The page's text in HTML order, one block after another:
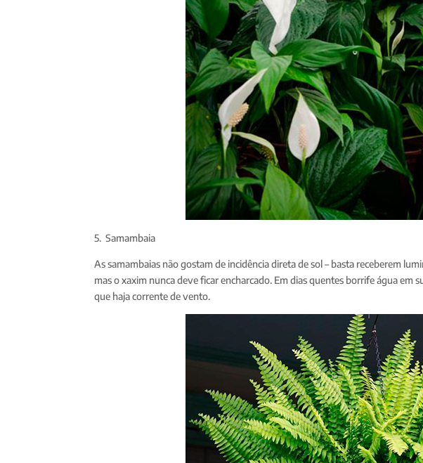
5. Samambaia
As samambaias não gostam de incidência direta de sol – basta receberem
mas o xaxim nunca deve ficar encharcado. Em dias quentes borrife água em
que haja corrente de vento.